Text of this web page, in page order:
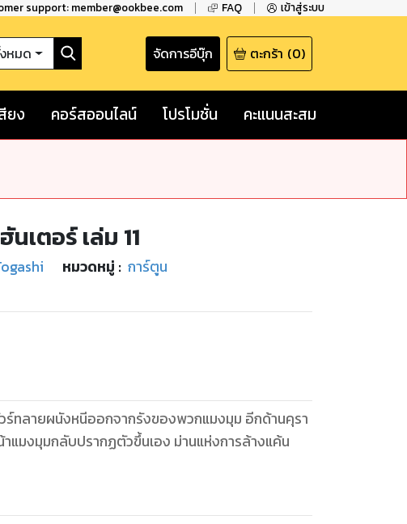
support: member@ookbee.com FAQ เข้าสู่ระบบ
หมด จัดการอีบุ๊ก ตะกร้า (0)
ยง คอร์สออนไลน์ โปรโมชั่น คะแนนสะสม
เตอร์ เล่ม 11
หมวดหมู่ : การ์ตูน
ร์ทลายผนังหนีออกจากรังของพวกแมงมุม อีกด้านคุรา
แมงมุมกลับปรากฏตัวขึ้นเอง ม่านแห่งการล้างแค้น